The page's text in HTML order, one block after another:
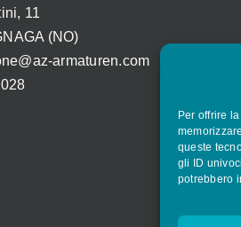
Per offrire
queste
gli ID
potrebbero
11
(NO)
armaturen.com